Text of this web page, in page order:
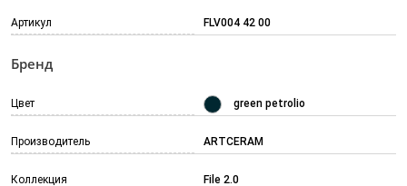
Артикул FLV004 42 00
Бренд
Цвет green petrolio
Производитель ARTCERAM
Коллекция File 2.0